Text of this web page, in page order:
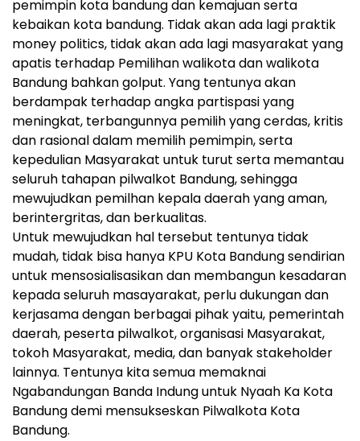
pemimpin kota bandung dan kemajuan serta
kebaikan kota bandung. Tidak akan ada lagi praktik
money politics, tidak akan ada lagi masyarakat yang
apatis terhadap Pemilihan walikota dan walikota
Bandung bahkan golput. Yang tentunya akan
berdampak terhadap angka partispasi yang
meningkat, terbangunnya pemilih yang cerdas, kritis
dan rasional dalam memilih pemimpin, serta
kepedulian Masyarakat untuk turut serta memantau
seluruh tahapan pilwalkot Bandung, sehingga
mewujudkan pemilhan kepala daerah yang aman,
berintergritas, dan berkualitas.
Untuk mewujudkan hal tersebut tentunya tidak
mudah, tidak bisa hanya KPU Kota Bandung sendirian
untuk mensosialisasikan dan membangun kesadaran
kepada seluruh masayarakat, perlu dukungan dan
kerjasama dengan berbagai pihak yaitu, pemerintah
daerah, peserta pilwalkot, organisasi Masyarakat,
tokoh Masyarakat, media, dan banyak stakeholder
lainnya. Tentunya kita semua memaknai
Ngabandungan Banda Indung untuk Nyaah Ka Kota
Bandung demi mensukseskan Pilwalkota Kota
Bandung.